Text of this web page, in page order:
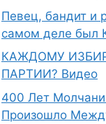
Певец, бандит и
самом деле был
КАЖДОМУ
ПАРТИИ? Видео
400 Лет
Произошло